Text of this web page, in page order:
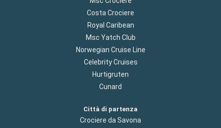
Costa Crociere
Royal Caribean
Msc Yatch Club
Norwegian Cruise Line
Celebrity Cruises
Hurtigruten
Cunard
Città di partenza
Crociere da Savona